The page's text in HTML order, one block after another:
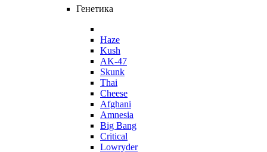
Генетика
Haze
Kush
AK-47
Skunk
Thai
Cheese
Afghani
Amnesia
Big Bang
Critical
Lowryder